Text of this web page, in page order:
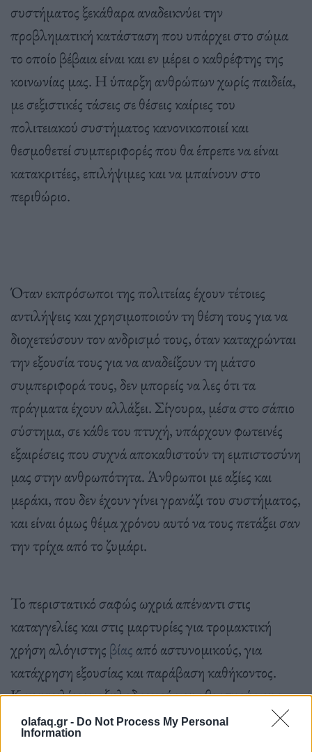
olafaq.gr - Do Not Process My Personal
Information
συστήματος ξεκάθαρα αναδεικνύει την
προβληματική κατάσταση που υπάρχει στο σώμα
το οποίο βέβαια είναι και εν μέρει ο καθρέφτης της
κοινωνίας μας. Η ύπαρξη ανθρώπων χωρίς παιδεία,
με σεξιστικές τάσεις σε θέσεις καίριες του
πολιτειακού συστήματος κανονικοποιεί και
θεσμοθετεί συμπεριφορές που θα έπρεπε να είναι
κατακριτέες, επιλήψιμες και να μπαίνουν στο
περιθώριο.
Όταν εκπρόσωποι της πολιτείας έχουν τέτοιες
αντιλήψεις και χρησιμοποιούν τη θέση τους για να
διοχετεύσουν τον ανδρισμό τους, όταν καταχρώνται
την εξουσία τους για να αναδείξουν τη μάτσο
συμπεριφορά τους, δεν μπορείς να λες ότι τα
πράγματα έχουν αλλάξει. Σίγουρα, μέσα στο σάπιο
σύστημα, σε κάθε του πτυχή, υπάρχουν φωτεινές
εξαιρέσεις που συχνά αποκαθιστούν τη εμπιστοσύνη
μας στην ανθρωπότητα. Άνθρωποι με αξίες και
μεράκι, που δεν έχουν γίνει γρανάζι του συστήματος,
και είναι όμως θέμα χρόνου αυτό να τους πετάξει σαν
την τρίχα από το ζυμάρι.
Το περιστατικό σαφώς ωχριά απέναντι στις
καταγγελίες και στις μαρτυρίες για τρομακτική
χρήση αλόγιστης βίας από αστυνομικούς, για
κατάχρηση εξουσίας και παράβαση καθήκοντος.
Καταγγελίες για ξυλοδαρμούς, για βιασμούς, για
ρατσιστικές επιθέσεις, για γυναίκες που πήγαν να
καταγγείλουν ενδοοικογενειακή βία, ή βιασμό και